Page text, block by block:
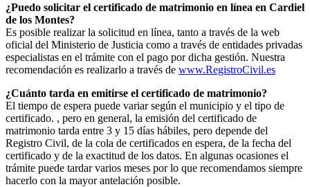
¿Puedo solicitar el certificado de matrimonio en línea en Cardiel
de los Montes?
Es posible realizar la solicitud en línea, tanto a través de la web
oficial del Ministerio de Justicia como a través de entidades privadas
especialistas en el trámite con el pago por dicha gestión. Nuestra
recomendación es realizarlo a través de www.RegistroCivil.es
¿Cuánto tarda en emitirse el certificado de matrimonio?
El tiempo de espera puede variar según el municipio y el tipo de
certificado. , pero en general, la emisión del certificado de
matrimonio tarda entre 3 y 15 días hábiles, pero depende del
Registro Civil, de la cola de certificados en espera, de la fecha del
certificado y de la exactitud de los datos. En algunas ocasiones el
trámite puede tardar varios meses por lo que recomendamos siempre
hacerlo con la mayor antelación posible.